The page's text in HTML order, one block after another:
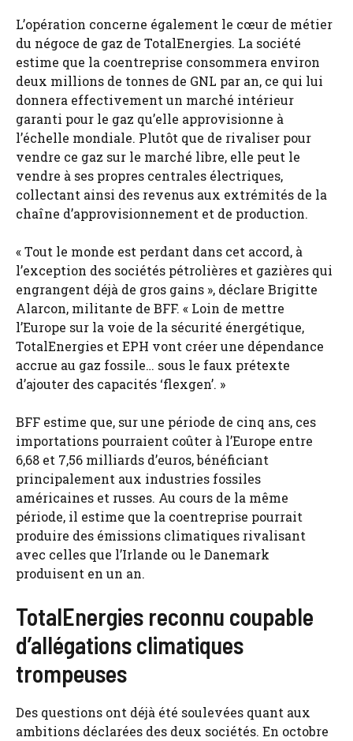
L’opération concerne également le cœur de métier
du négoce de gaz de TotalEnergies. La société
estime que la coentreprise consommera environ
deux millions de tonnes de GNL par an, ce qui lui
donnera effectivement un marché intérieur
garanti pour le gaz qu’elle approvisionne à
l’échelle mondiale. Plutôt que de rivaliser pour
vendre ce gaz sur le marché libre, elle peut le
vendre à ses propres centrales électriques,
collectant ainsi des revenus aux extrémités de la
chaîne d’approvisionnement et de production.
« Tout le monde est perdant dans cet accord, à
l’exception des sociétés pétrolières et gazières qui
engrangent déjà de gros gains », déclare Brigitte
Alarcon, militante de BFF. « Loin de mettre
l’Europe sur la voie de la sécurité énergétique,
TotalEnergies et EPH vont créer une dépendance
accrue au gaz fossile… sous le faux prétexte
d’ajouter des capacités ‘flexgen’. »
BFF estime que, sur une période de cinq ans, ces
importations pourraient coûter à l’Europe entre
6,68 et 7,56 milliards d’euros, bénéficiant
principalement aux industries fossiles
américaines et russes. Au cours de la même
période, il estime que la coentreprise pourrait
produire des émissions climatiques rivalisant
avec celles que l’Irlande ou le Danemark
produisent en un an.
TotalEnergies reconnu coupable
d’allégations climatiques
trompeuses
Des questions ont déjà été soulevées quant aux
ambitions déclarées des deux sociétés. En octobre